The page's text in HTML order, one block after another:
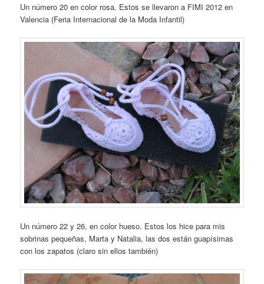
Un número 20 en color rosa. Estos se llevaron a FIMI 2012 en
Valencia (Feria Internacional de la Moda Infantil)
Un número 22 y 26, en color hueso. Estos los hice para mis
sobrinas pequeñas, Marta y Natalia, las dos están guapísimas
con los zapatos (claro sin ellos también)